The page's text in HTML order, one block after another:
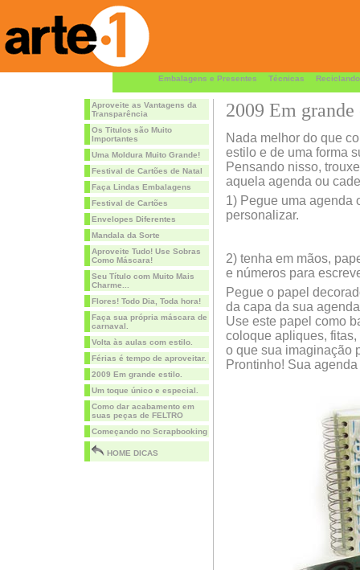
Embalagens e Presentes Técnicas Reciclando
Aproveite as Vantagens da
Transparência
Os Titulos são Muito
Importantes
Uma Moldura Muito Grande!
Festival de Cartões de Natal
Faça Lindas Embalagens
Festival de Cartões
Envelopes Diferentes
Mandala da Sorte
Aproveite Tudo! Use Sobras
Como Máscara!
Seu Título com Muito Mais
Charme...
Flores! Todo Dia, Toda hora!
Faça sua própria máscara de
carnaval.
Volta às aulas com estilo.
Férias é tempo de aproveitar.
2009 Em grande estilo.
Um toque único e especial.
Como dar acabamento em
suas peças de FELTRO
Começando no Scrapbooking
HOME DICAS
2009 Em
Nada melhor do que
estilo e de uma forma
Pensando nisso,
aquela agenda ou
1) Pegue uma agenda
personalizar.
2) tenha em mãos,
e números para
Pegue o papel
da capa da sua
Use este papel como
coloque apliques,
o que sua imaginação
Prontinho! Sua